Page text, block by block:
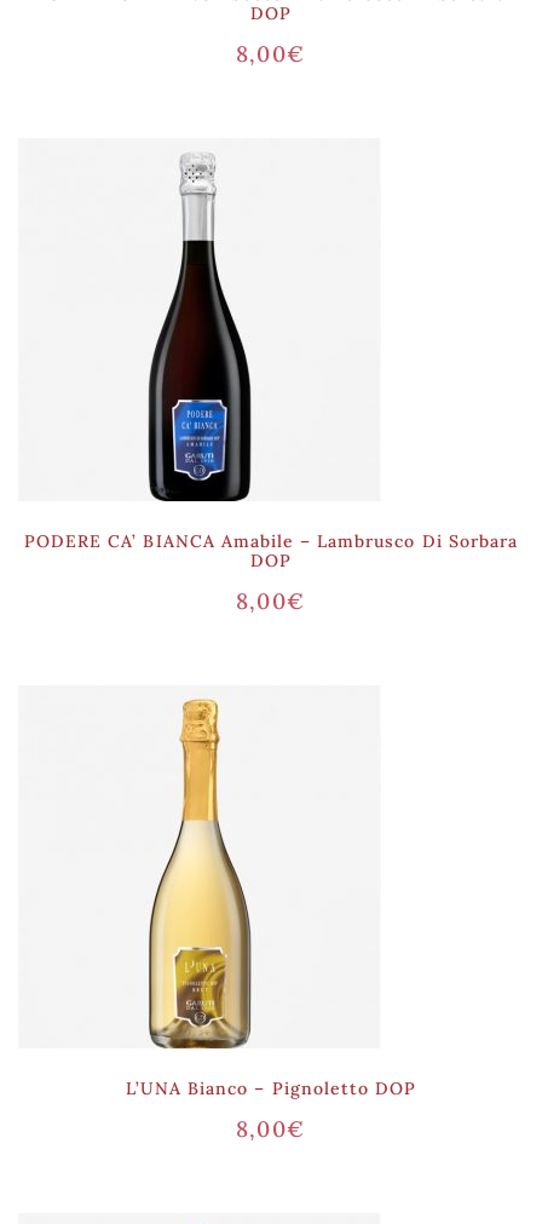
DOP
8,00€
PODERE CA’ BIANCA Amabile – Lambrusco Di Sorbara
DOP
8,00€
L’UNA Bianco – Pignoletto DOP
8,00€